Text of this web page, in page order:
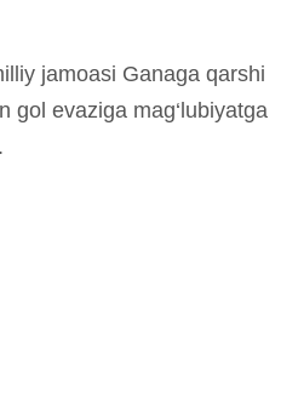
jamoasi Ganaga qarshi
gol evaziga mag‘lubiyatga